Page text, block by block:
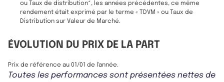
ou Taux de distribution*, les années précédentes, ce même
rendement était exprimé par le terme « TDVM » ou Taux de
Distribution sur Valeur de Marché.
ÉVOLUTION DU PRIX DE LA PART
Prix de référence au 01/01 de l'année.
Toutes les performances sont présentées nettes de